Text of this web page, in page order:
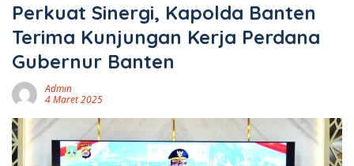
Perkuat Sinergi, Kapolda Banten
Terima Kunjungan Kerja Perdana
Gubernur Banten
Admin
4 Maret 2025